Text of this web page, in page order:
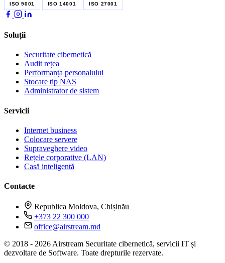
ISO 9001 ISO 14001 ISO 27001
Soluții
Securitate cibernetică
Audit rețea
Performanța personalului
Stocare tip NAS
Administrator de sistem
Servicii
Internet business
Colocare servere
Supraveghere video
Rețele corporative (LAN)
Casă inteligentă
Contacte
Republica Moldova, Chișinău
+373 22 300 000
office@airstream.md
© 2018 - 2026 Airstream Securitate cibernetică, servicii IT și
dezvoltare de Software. Toate drepturile rezervate.